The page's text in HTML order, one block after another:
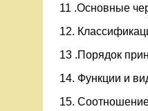
11 .Основные
12.
13 .Порядок
14. Функции и
15.